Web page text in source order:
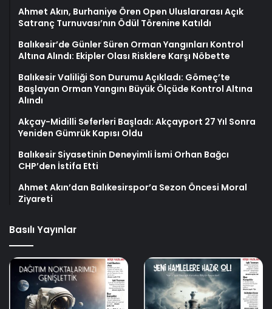
Ahmet Akın, Burhaniye Ören Open Uluslararası Açık
Satranç Turnuvası’nın Ödül Törenine Katıldı
Balıkesir’de Günler Süren Orman Yangınları Kontrol
Altına Alındı: Ekipler Olası Risklere Karşı Nöbette
Balıkesir Valiliği Son Durumu Açıkladı: Gömeç’te
Başlayan Orman Yangını Büyük Ölçüde Kontrol Altına
Alındı
Akçay-Midilli Seferleri Başladı: Akçayport 27 Yıl Sonra
Yeniden Gümrük Kapısı Oldu
Balıkesir Siyasetinin Deneyimli İsmi Orhan Bağcı
CHP’den İstifa Etti
Ahmet Akın’dan Balıkesirspor’a Sezon Öncesi Moral
Ziyareti
Basılı Yayınlar